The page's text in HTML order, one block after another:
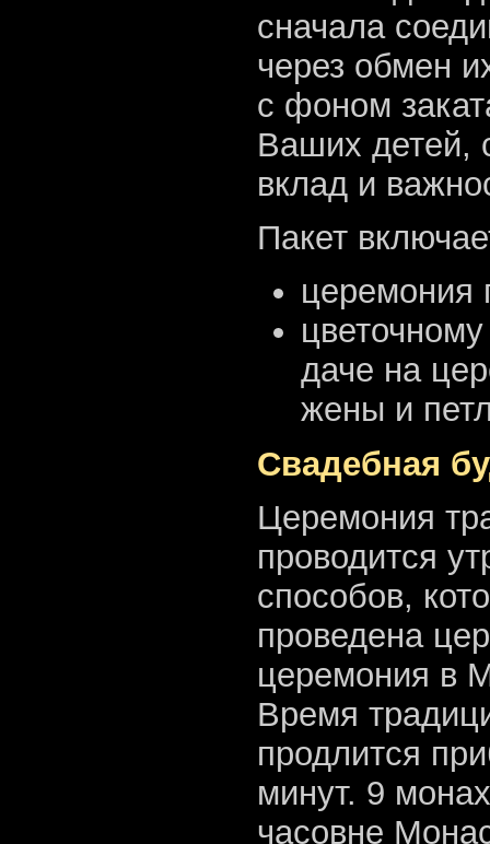
сначала
через обмен
с фоном
Ваших детей,
вклад и
Пакет
церемония
даче на
жены и
Свадебная
Церемония
проводится
способов,
проведена
церемония в
Время
продлится
минут. 9
часовне